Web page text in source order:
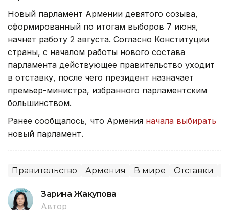
Новый парламент Армении девятого созыва,
сформированный по итогам выборов 7 июня,
начнет работу 2 августа. Согласно Конституции
страны, с началом работы нового состава
парламента действующее правительство уходит
в отставку, после чего президент назначает
премьер-министра, избранного парламентским
большинством.
Ранее сообщалось, что Армения начала выбирать
новый парламент.
Правительство Армения В мире Отставки
Зарина Жакупова
Автор